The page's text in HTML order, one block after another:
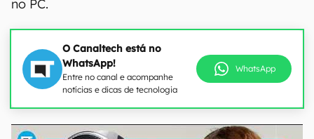
no PC.
O Canaltech está no
WhatsApp!
Entre no canal e acompanhe
notícias e dicas de tecnologia
WhatsApp